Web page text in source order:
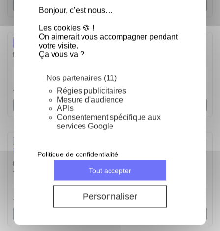
Bonjour, c’est nous…
Les cookies 🍪 !
On aimerait vous accompagner pendant
votre visite.
Ça vous va ?
Nos partenaires (11)
Régies publicitaires
Mesure d'audience
APIs
Consentement spécifique aux
services Google
Tout accepter
Personnaliser
Politique de confidentialité
Râpe à épices - Râpe
5/
12,50 € 20,83 €
Voir
Kai Tim Malzer couteau d'office damas 9 cm (TDM-1700)
- Le couteau d'office 9 cm
137,85 €